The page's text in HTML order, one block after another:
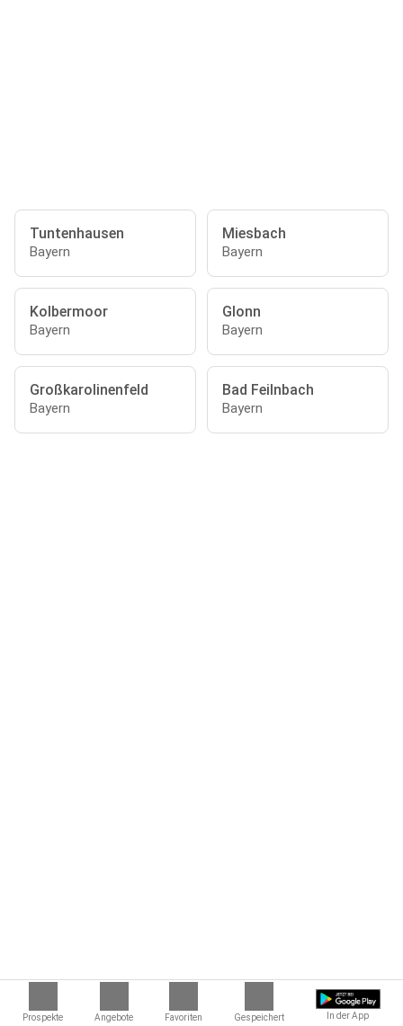
Prospekte Angebote Favoriten Gespeichert In der App
Tuntenhausen
Bayern
Miesbach
Bayern
Kolbermoor
Bayern
Glonn
Bayern
Großkarolinenfeld
Bayern
Bad Feilnbach
Bayern